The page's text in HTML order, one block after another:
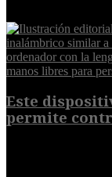
Este
permite